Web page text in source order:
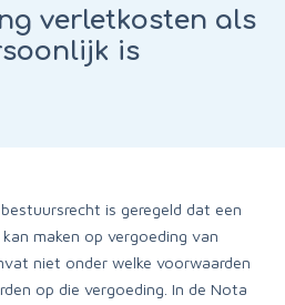
verletkosten als
is
is geregeld dat een
maken op vergoeding van
niet onder welke voorwaarden
op die vergoeding. In de Nota